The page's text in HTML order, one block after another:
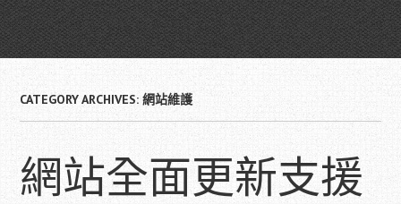
CATEGORY ARCHIVES:網站維護
網站全面更新支援